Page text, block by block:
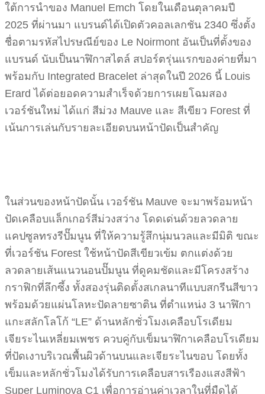
ใต้การนำของ Manuel Emch โดยในเดือนตุลาคมปี
2025 ที่ผ่านมา แบรนด์ได้เปิดตัวคอลเลกชัน 2340 ซึ่งตั้ง
ชื่อตามรหัสไปรษณีย์ของ Le Noirmont อันเป็นที่ตั้งของ
แบรนด์ นับเป็นนาฬิกาสไตล์ สปอร์ตรุ่นแรกของค่ายที่มา
พร้อมกับ Integrated Bracelet ล่าสุดในปี 2026 นี้ Louis
Erard ได้ต่อยอดความสำเร็จด้วยการเผยโฉมสอง
เวอร์ชันใหม่ ได้แก่ สีม่วง Mauve และ สีเขียว Forest ที่
เน้นการเล่นกับรายละเอียดบนหน้าปัดเป็นสำคัญ
ในส่วนของหน้าปัดนั้น เวอร์ชัน Mauve จะมาพร้อมหน้า
ปัดเคลือบแล็กเกอร์สีม่วงสว่าง โดดเด่นด้วยลวดลาย
แคปซูลทรงรีปั๊มนูน ที่ให้ความรู้สึกนุ่มนวลและมีมิติ ขณะ
ที่เวอร์ชัน Forest ใช้หน้าปัดสีเขียวเข้ม ตกแต่งด้วย
ลวดลายเส้นแนวนอนปั๊มนูน ที่ดูคมชัดและมีโครงสร้าง
กราฟิกที่ลึกซึ้ง ทั้งสองรุ่นติดตั้งสเกลนาทีแบบสกรีนสีขาว
พร้อมด้วยแผ่นโลหะปัดลายซาติน ที่ตำแหน่ง 3 นาฬิกา
แกะสลักโลโก้ “LE” ด้านหลักชั่วโมงเคลือบโรเดียม
เจียระไนเหลี่ยมเพชร ควบคู่กับเข็มนาฬิกาเคลือบโรเดียม
ที่ปัดเงาบริเวณพื้นผิวด้านบนและเจียระไนขอบ โดยทั้ง
เข็มและหลักชั่วโมงได้รับการเคลือบสารเรืองแสงสีฟ้า
Super Luminova C1 เพื่อการอ่านค่าเวลาในที่มืดได้